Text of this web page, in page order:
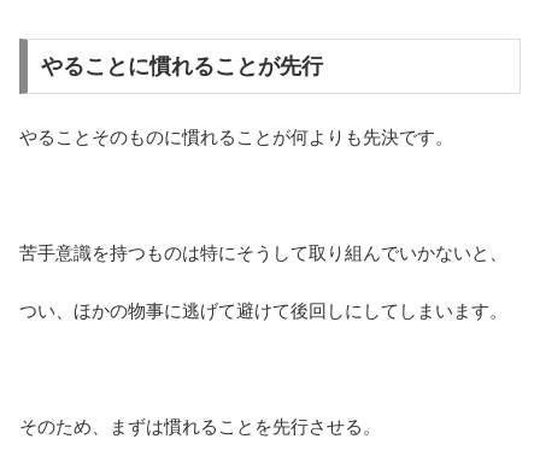
やることに慣れることが先行
やることそのものに慣れることが何よりも先決です。
苦手意識を持つものは特にそうして取り組んでいかないと、
つい、ほかの物事に逃げて避けて後回しにしてしまいます。
そのため、まずは慣れることを先行させる。